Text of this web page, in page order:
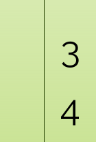
3
4